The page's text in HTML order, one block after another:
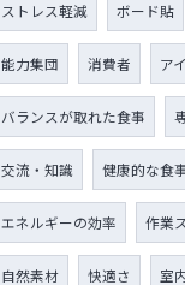
ストレス軽減 ボード貼
能力集団 消費者 ア
バランスが取れた食事
交流・知識 健康的な食
エネルギーの効率 作業
自然素材 快適さ 室